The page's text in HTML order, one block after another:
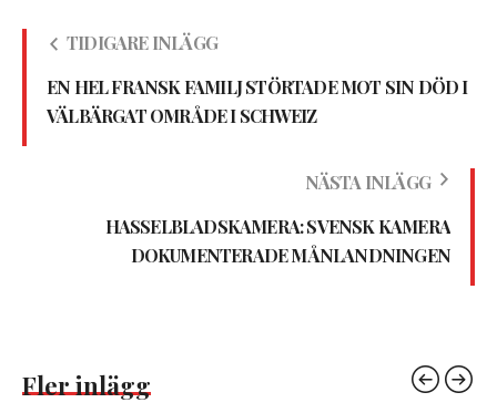
TIDIGARE INLÄGG
EN HEL FRANSK FAMILJ STÖRTADE MOT SIN DÖD I
VÄLBÄRGAT OMRÅDE I SCHWEIZ
NÄSTA INLÄGG
HASSELBLADSKAMERA: SVENSK KAMERA
DOKUMENTERADE MÅNLANDNINGEN
Fler inlägg